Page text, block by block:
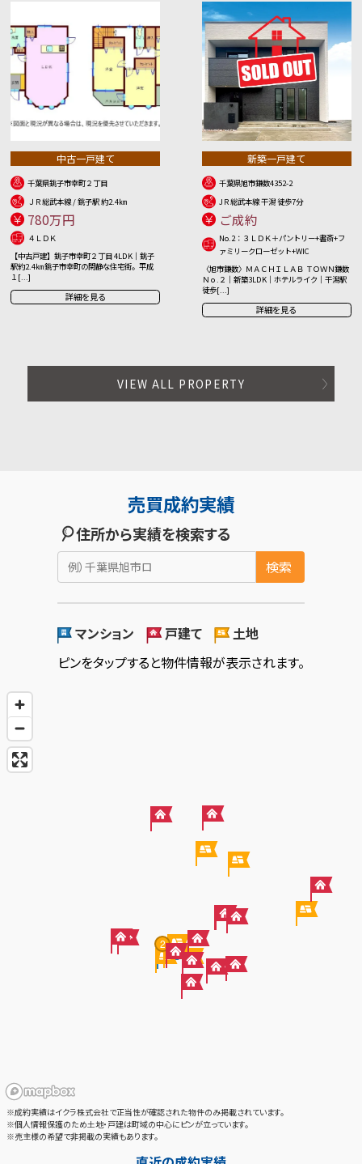
中古一戸建て
千葉県銚子市幸町２丁目
ＪＲ総武本線 / 銚子駅 約2.4㎞
780万円
４ＬＤＫ
【中古戸建】銚子市幸町２丁目 4LDK｜銚子
駅約2.4㎞ 銚子市幸町の閑静な住宅街。平成
１[...]
詳細を見る
新築一戸建て
千葉県旭市鎌数4352-2
JＲ総武本線 干潟 徒歩7分
ご成約
No.2：３ＬＤＫ＋パントリー+書斎+フ
ァミリークローゼット+WIC
〈旭市鎌数〉ＭＡＣＨＩＬＡＢ ＴＯＷＮ鎌数
Ｎｏ.２｜新築3LDK｜ホテルライク｜干潟駅
徒歩[...]
詳細を見る
VIEW ALL PROPERTY